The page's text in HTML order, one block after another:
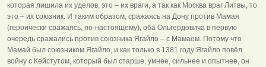
которая лишила их уделов, это – их враги, а так как Москва враг Литвы, то
это – их союзник. И таким образом, сражаясь на Дону против Мамая
(героически сражаясь, по-настоящему), оба Ольгердовича в первую
очередь сражались против союзника Ягайло – с Мамаем. Потому что
Мамай был союзником Ягайло, и как только в 1381 году Ягайло повёл
войну с Кейстутом, который был старше, умнее, сильнее и опытнее, он